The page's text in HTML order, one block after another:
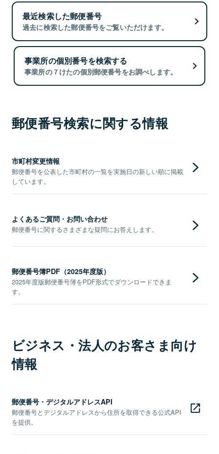
最近検索した郵便番号
過去に検索した郵便番号をご覧いただけます。
事業所の個別番号を検索する
事業所の７けたの個別郵便番号をお調べします。
郵便番号検索に関する情報
市町村変更情報
郵便番号を公表した市町村の一覧を実施日の新しい順に掲載
しています。
よくあるご質問・お問い合わせ
郵便番号に関するさまざまな疑問にお答えします。
郵便番号簿PDF（2025年度版）
2025年度版郵便番号簿をPDF形式でダウンロードできま
す。
ビジネス・法人のお客さま向け
情報
郵便番号・デジタルアドレスAPI
郵便番号とデジタルアドレスから住所を取得できる公式API
を提供。